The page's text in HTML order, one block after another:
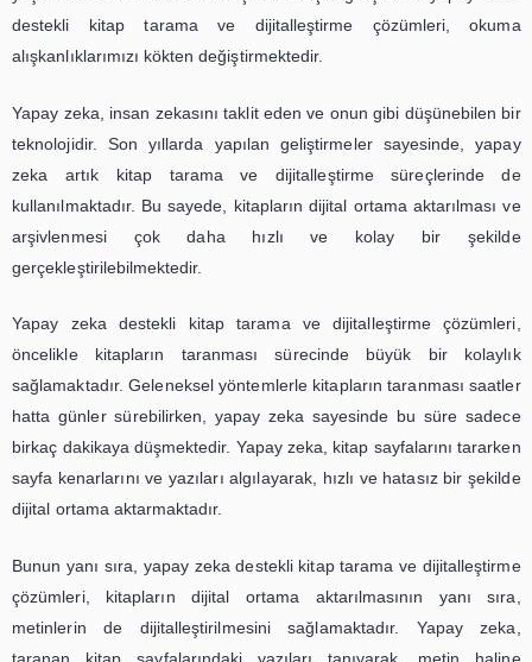
zeka destekli çözümlerdir. Yazarlar ve yayınevleri için
olan kitap tarama ve dijitalleştirme işlemleri, artık
Yapay zeka destekli kitap tarama ve dijitalleştirme
öncelikle kitapların fiziksel olarak taranmasını
yöntemlerin yerine geçiyor. Bu sayede, kitapların
tarayarak dijital ortama aktarmak yerine, yapay zeka
da yazarların ve yayınevlerinin zaman ve emek
ölçüde azaltıyor.
Yapay zeka destekli kitap tarama ve dijitalleştirme
sadece hız ve kolaylık sağlamakla kalmıyor, aynı
kalitede sonuçlar da sunuyor. Kitapların taranması
düzeni, yazı tipi ve resimlerin doğru bir şekilde
sağlıyor. Böylece dijitalleştirilen kitaplar, orijinal haline
haliyle okuyuculara sunulabiliyor.